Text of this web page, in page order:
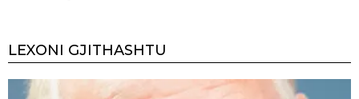
LEXONI GJITHASHTU